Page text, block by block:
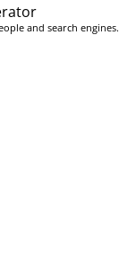
and search engines.